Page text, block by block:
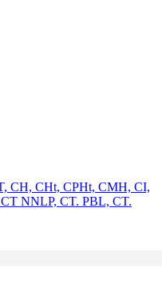
CH, CHt, CPHt, CMH, CI,
NNLP, CT. PBL, CT.